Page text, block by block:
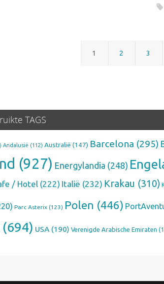
1 2 3
TAGS
Andalusië (112) Australië (147) Barcelona (295)
(927) Energylandia (248)
/ Hotel (222) Italië (232) Krakau (310)
Parc Asterix (123) Polen (446)
(694) USA (190) Verenigde Arabische Emiraten